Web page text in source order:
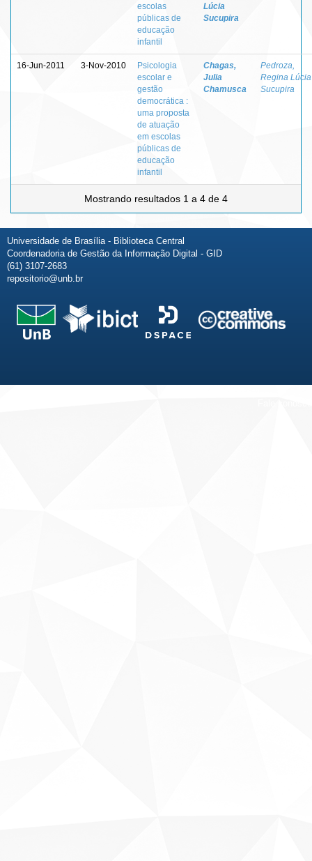
escolas
públicas de
educação
infantil
Lúcia
Sucupira
16-Jun-2011 3-Nov-2010
Psicologia
escolar e
gestão
democrática :
uma proposta
de atuação
em escolas
públicas de
educação
infantil
Chagas,
Julia
Chamusca
Pedroza,
Regina Lúcia
Sucupira
Mostrando resultados 1 a 4 de 4
Universidade de Brasília - Biblioteca Central
Coordenadoria de Gestão da Informação Digital - GID
(61) 3107-2683
repositorio@unb.br